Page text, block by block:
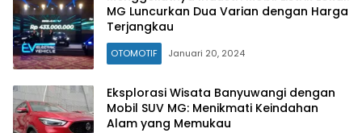
MG Luncurkan Dua Varian dengan Harga
Terjangkau
OTOMOTIF Januari 20, 2024
Eksplorasi Wisata Banyuwangi dengan
Mobil SUV MG: Menikmati Keindahan
Alam yang Memukau